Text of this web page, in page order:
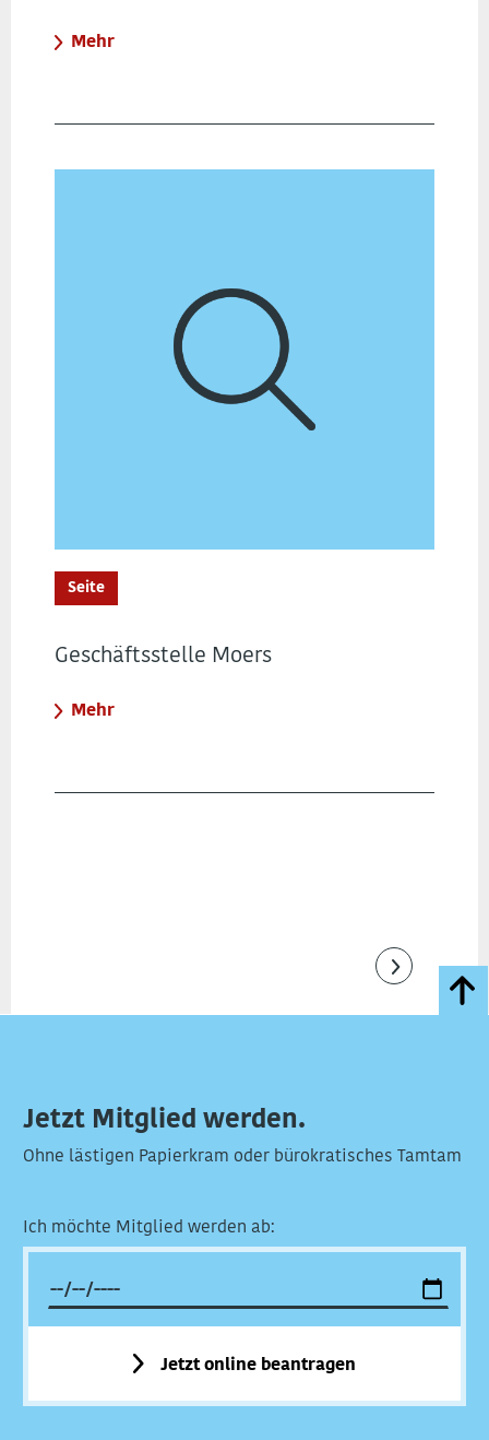
Mehr
Seite
Geschäftsstelle Moers
Mehr
Jetzt Mitglied werden.
Ohne lästigen Papierkram oder bürokratisches Tamtam
Ich möchte Mitglied werden ab:
Jetzt online beantragen